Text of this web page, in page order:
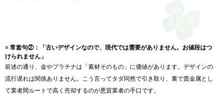
常套句②：「古いデザインなので、現代では需要がありません。お値段はつ
けられません」
前述の通り、金やプラチナは「素材そのもの」に価値があります。デザインの
流行遅れは関係ありません。こう言ってタダ同然で引き取り、裏で貴金属とし
て業者間ルートで高く売却するのが悪質業者の手口です。